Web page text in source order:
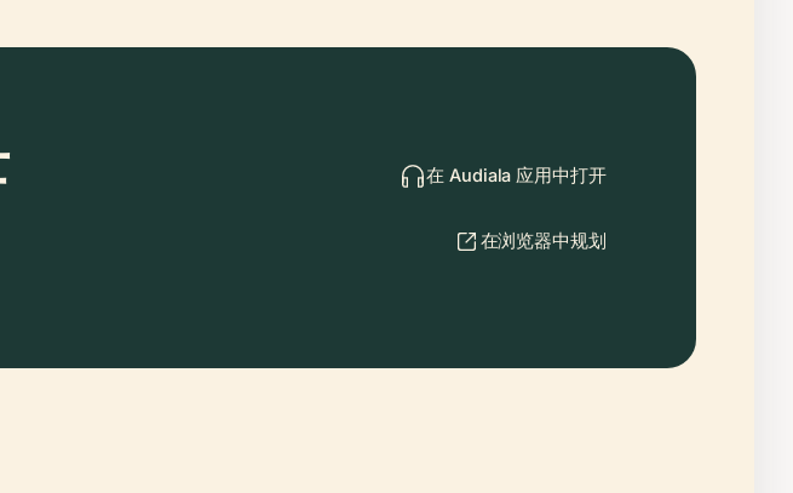
在 Audiala 应用中打开
在浏览器中规划